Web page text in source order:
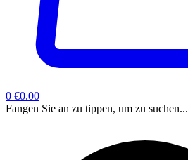
0 €0.00
Fangen Sie an zu tippen, um zu suchen...